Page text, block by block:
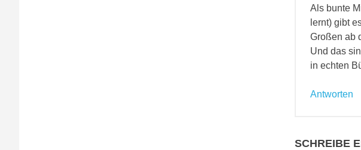
Als bunte
lernt) gibt
Großen ab
Und das
in echten
Antworten
SCHREIBE